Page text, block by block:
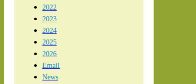
2022
2023
2024
2025
2026
Email
News